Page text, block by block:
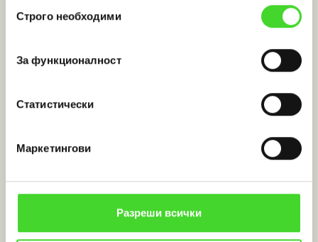
наСтрого необходими
За функционалност
Статистически
Маркетингови
Разреши всички
Learn more